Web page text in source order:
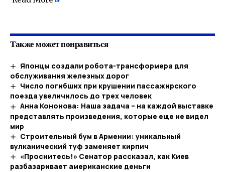
Также может понравиться
Японцы создали робота-трансформера для
обслуживания железных дорог
Число погибших при крушении пассажирского
поезда увеличилось до трех человек
Анна Кононова: Наша задача – на каждой выставке
представлять произведения, которые еще не видел
мир
Строительный бум в Армении: уникальный
вулканический туф заменяет кирпич
«Проснитесь!» Сенатор рассказал, как Киев
разбазаривает американские деньги